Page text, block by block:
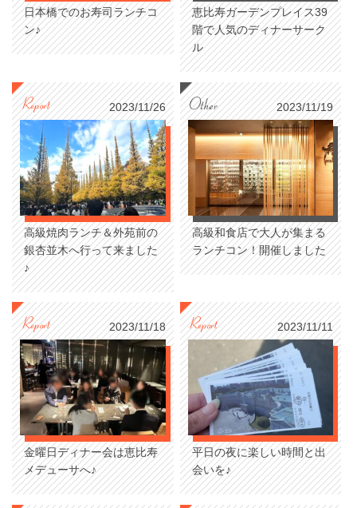
日本橋でのお寿司ランチコ
ン♪
恵比寿ガーデンプレイス39
階で人気のディナーサーク
ル
2023/11/26
高級焼肉ランチ＆外苑前の
銀杏並木へ行って来ました
♪
2023/11/19
高級和食店で大人が集まる
ランチコン！開催しました
2023/11/18
金曜日ディナー会は恵比寿
メデューサへ♪
2023/11/11
平日の夜に楽しい時間と出
会いを♪